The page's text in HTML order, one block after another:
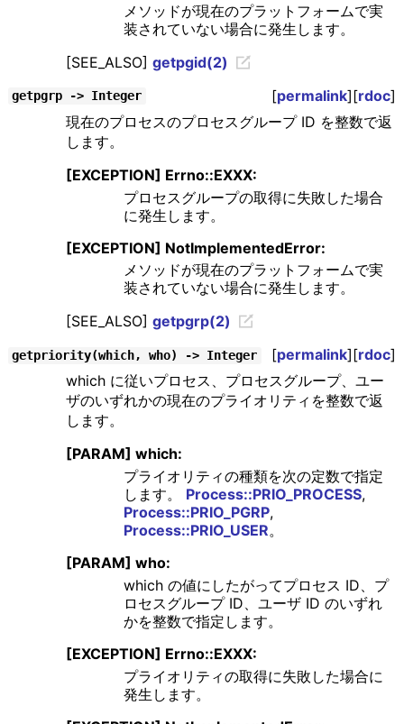
メソッドが現在のプラットフォームで実
装されていない場合に発生します。
[SEE_ALSO] getpgid(2)
getpgrp -> Integer [permalink][rdoc]
現在のプロセスのプロセスグループ ID を整数で返
します。
[EXCEPTION] Errno::EXXX:
プロセスグループの取得に失敗した場合
に発生します。
[EXCEPTION] NotImplementedError:
メソッドが現在のプラットフォームで実
装されていない場合に発生します。
[SEE_ALSO] getpgrp(2)
getpriority(which, who) -> Integer [permalink][rdoc]
which に従いプロセス、プロセスグループ、ユー
ザのいずれかの現在のプライオリティを整数で返
します。
[PARAM] which:
プライオリティの種類を次の定数で指定
します。 Process::PRIO_PROCESS,
Process::PRIO_PGRP,
Process::PRIO_USER。
[PARAM] who:
which の値にしたがってプロセス ID、プ
ロセスグループ ID、ユーザ ID のいずれ
かを整数で指定します。
[EXCEPTION] Errno::EXXX:
プライオリティの取得に失敗した場合に
発生します。